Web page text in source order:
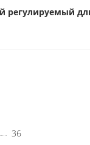
регулируемый
36